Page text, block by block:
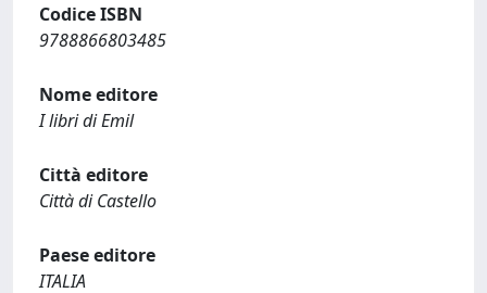
Codice ISBN
9788866803485
Nome editore
I libri di Emil
Città editore
Città di Castello
Paese editore
ITALIA